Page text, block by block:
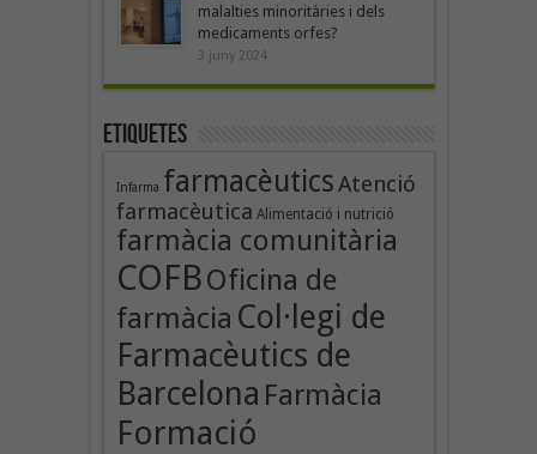
malalties minoritàries i dels
medicaments orfes?
3 juny 2024
Etiquetes
Infarma farmacèuticsAtenció
farmacèutica Alimentació i nutrició
farmàcia comunitària
COFBOficina de
farmàcia Col·legi de
Farmacèutics de
Barcelona Farmàcia
Formació